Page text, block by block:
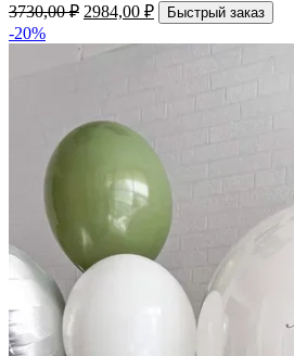
3730,00₽ 2984,00 ₽ Быстрый заказ
-20%